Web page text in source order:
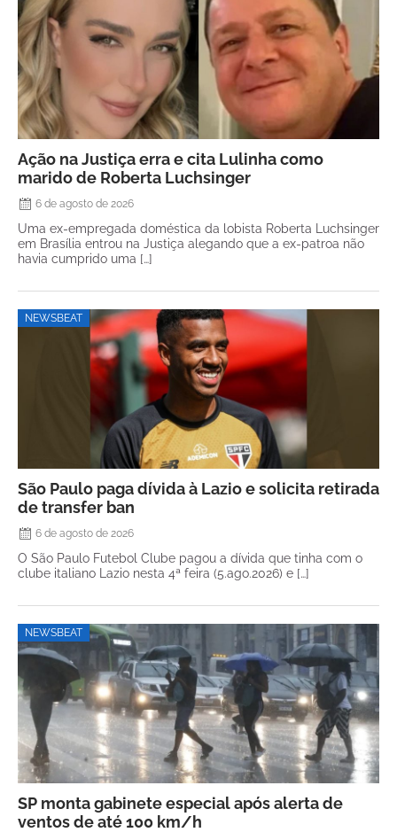
Ação na Justiça erra e cita Lulinha como
marido de Roberta Luchsinger
6 de agosto de 2026
Uma ex-empregada doméstica da lobista Roberta Luchsinger
em Brasília entrou na Justiça alegando que a ex-patroa não
havia cumprido uma […]
NEWSBEAT
São Paulo paga dívida à Lazio e solicita retirada
de transfer ban
6 de agosto de 2026
O São Paulo Futebol Clube pagou a dívida que tinha com o
clube italiano Lazio nesta 4ª feira (5.ago.2026) e […]
NEWSBEAT
SP monta gabinete especial após alerta de
ventos de até 100 km/h